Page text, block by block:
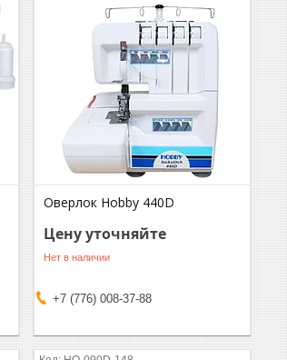
Оверлок Hobby 440D
Цену уточняйте
Нет в наличии
+7 (776) 008-37-88